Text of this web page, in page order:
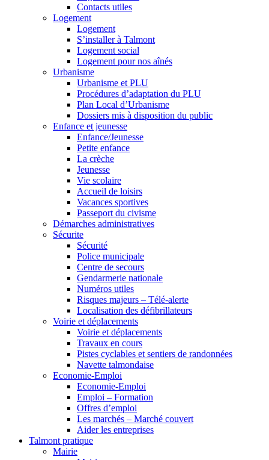
Contacts utiles
Logement
Logement
S’installer à Talmont
Logement social
Logement pour nos aînés
Urbanisme
Urbanisme et PLU
Procédures d’adaptation du PLU
Plan Local d’Urbanisme
Dossiers mis à disposition du public
Enfance et jeunesse
Enfance/Jeunesse
Petite enfance
La crèche
Jeunesse
Vie scolaire
Accueil de loisirs
Vacances sportives
Passeport du civisme
Démarches administratives
Sécurite
Sécurité
Police municipale
Centre de secours
Gendarmerie nationale
Numéros utiles
Risques majeurs – Télé-alerte
Localisation des défibrillateurs
Voirie et déplacements
Voirie et déplacements
Travaux en cours
Pistes cyclables et sentiers de randonnées
Navette talmondaise
Economie-Emploi
Economie-Emploi
Emploi – Formation
Offres d’emploi
Les marchés – Marché couvert
Aider les entreprises
Talmont pratique
Mairie